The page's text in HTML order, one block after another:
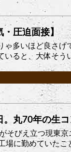
・圧迫面接】
ゃ多いほど良さ
いると、大体そ
。丸70年の生
そびえ立つ現東
場に勤めていた